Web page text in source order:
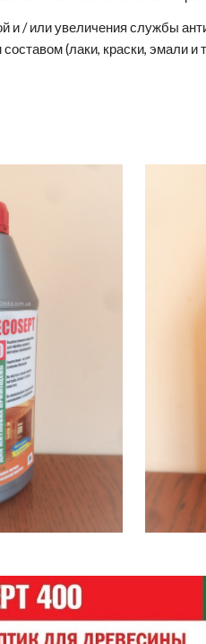
/ или увеличения службы
(лаки, краски, эмали и